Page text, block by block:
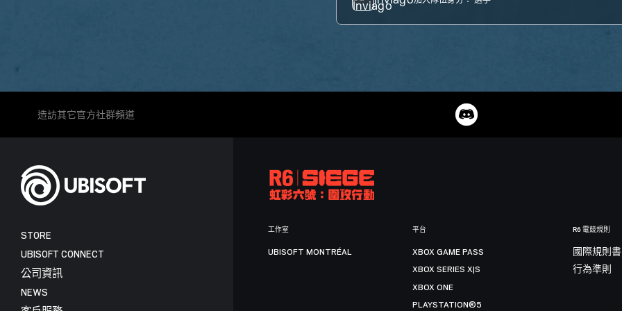
造訪其它官方社群頻道
STORE
UBISOFT CONNECT
公司資訊
NEWS
工作室
UBISOFT MONTRÉAL
平台
XBOX GAME PASS
XBOX SERIES X|S
XBOX ONE
PLAYSTATION®5
R6 電競規則
國際規則書
行為準則